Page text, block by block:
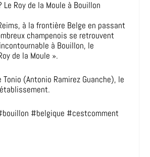
Le Roy de la Moule à Bouillon
à la frontière Belge en passant
champenois se retrouvent
à Bouillon, le
de la Moule ».
(Antonio Ramirez Guanche), le
#belgique #cestcomment